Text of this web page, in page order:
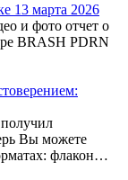
13 марта 2026
и фото отчет о
BRASH PDRN
Вы можете
флакон…